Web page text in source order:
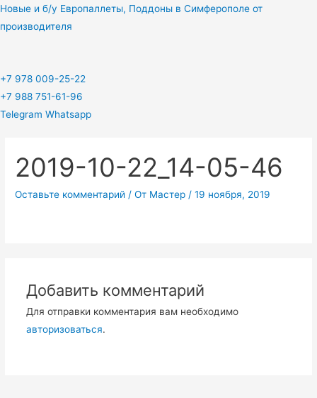
Перейти
к
Новые и б/у Европаллеты, Поддоны в Симферополе от
производителя
+7 978 009-25-22
+7 988 751-61-96
Telegram Whatsapp
2019-10-22_14-05-46
Оставьте комментарий / От Мастер/19 ноября, 2019
Добавить комментарий
Для отправки комментария вам необходимо
авторизоваться.